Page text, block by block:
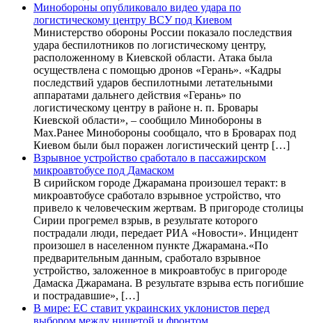
Минобороны опубликовало видео удара по
логистическому центру ВСУ под Киевом
Министерство обороны России показало последствия
удара беспилотников по логистическому центру,
расположенному в Киевской области. Атака была
осуществлена с помощью дронов «Герань». «Кадры
последствий ударов беспилотными летательными
аппаратами дальнего действия «Герань» по
логистическому центру в районе н. п. Бровары
Киевской области», – сообщило Минобороны в
Max.Ранее Минобороны сообщало, что в Броварах под
Киевом были был поражен логистический центр […]
Взрывное устройство сработало в пассажирском
микроавтобусе под Дамаском
В сирийском городе Джарамана произошел теракт: в
микроавтобусе сработало взрывное устройство, что
привело к человеческим жертвам. В пригороде столицы
Сирии прогремел взрыв, в результате которого
пострадали люди, передает РИА «Новости». Инцидент
произошел в населенном пункте Джарамана.«По
предварительным данным, сработало взрывное
устройство, заложенное в микроавтобус в пригороде
Дамаска Джарамана. В результате взрыва есть погибшие
и пострадавшие», […]
В мире: ЕС ставит украинских уклонистов перед
выбором между нищетой и фронтом